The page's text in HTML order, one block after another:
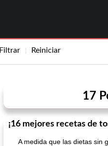
Filtrar Reiniciar
17
¡16 mejores recetas de
A medida que las dietas sin